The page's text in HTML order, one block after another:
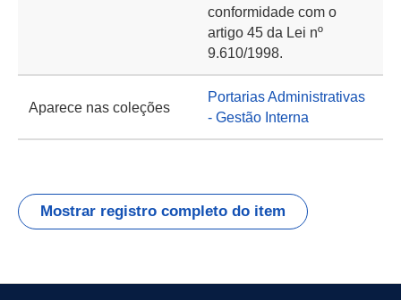
conformidade com o
artigo 45 da Lei nº
9.610/1998.
Aparece nas coleções
Portarias Administrativas
- Gestão Interna
Mostrar registro completo do item